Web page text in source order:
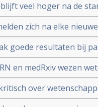
veel hoger na de
schrijft
zich na elke
blijkt uit
goede resultaten bij
in het
en medRxiv wezen
Amerikaans
over
tijdens de